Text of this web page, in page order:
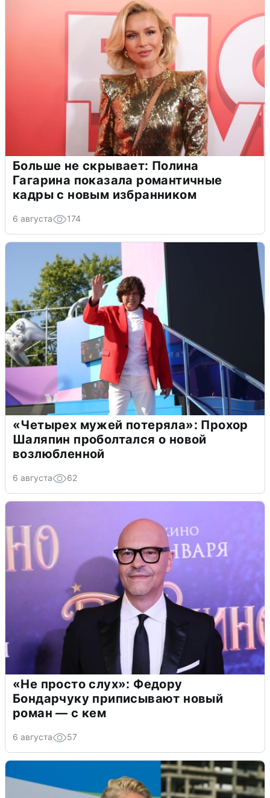
Больше не скрывает: Полина
Гагарина показала романтичные
кадры с новым избранником
6 августа 174
«Четырех мужей потеряла»: Прохор
Шаляпин проболтался о новой
возлюбленной
6 августа 62
«Не просто слух»: Федору
Бондарчуку приписывают новый
роман — с кем
6 августа 57